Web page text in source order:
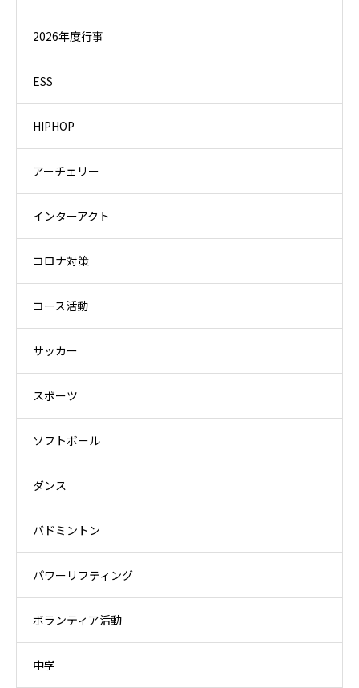
2026年度行事
ESS
HIPHOP
アーチェリー
インターアクト
コロナ対策
コース活動
サッカー
スポーツ
ソフトボール
ダンス
バドミントン
パワーリフティング
ボランティア活動
中学